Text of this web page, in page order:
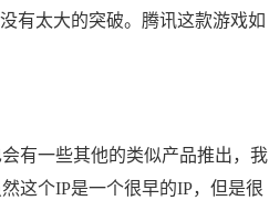
太大的突破。腾讯这款游戏如
有一些其他的类似产品推出，我
这个IP是一个很早的IP，但是很